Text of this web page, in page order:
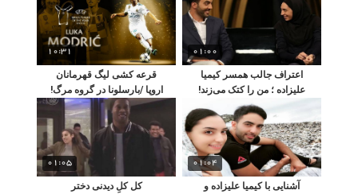
01:00
اعتراف جالب همسر کیمیا
علیزاده ؛ من را کتک می‌زند!
10:31
قرعه کشی لیگ قهرمانان
اروپا /بارسلونا در گروه مرگ!
01:04
آشنایی با کیمیا علیزاده و
01:05
کل کلِ دیدنی دختر